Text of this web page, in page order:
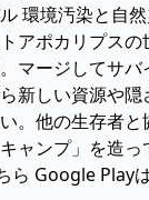
環境汚染と自
アポカリプスの
マージしてサ
新しい資源や
。他の生存者と
ャンプ」を造っ
ら Google Play